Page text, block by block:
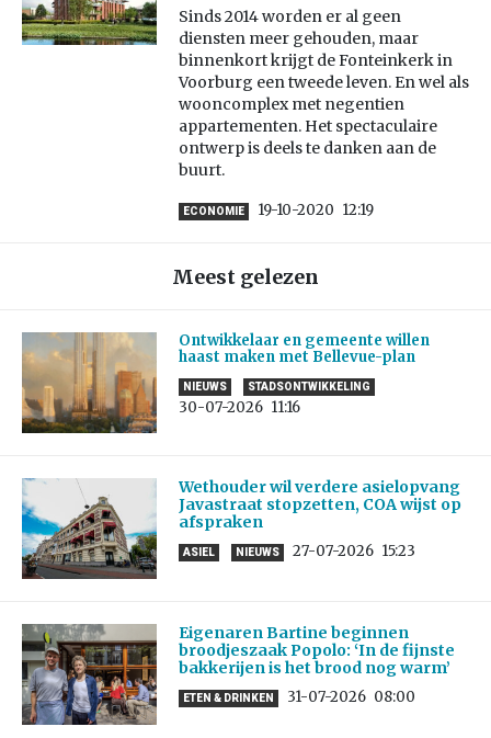
Sinds 2014 worden er al geen
diensten meer gehouden, maar
binnenkort krijgt de Fonteinkerk in
Voorburg een tweede leven. En wel als
wooncomplex met negentien
appartementen. Het spectaculaire
ontwerp is deels te danken aan de
buurt.
ECONOMIE 19-10-2020 12:19
Meest gelezen
Ontwikkelaar en gemeente willen
haast maken met Bellevue-plan
NIEUWS STADSONTWIKKELING
30-07-2026 11:16
Wethouder wil verdere asielopvang
Javastraat stopzetten, COA wijst op
afspraken
ASIEL NIEUWS 27-07-2026 15:23
Eigenaren Bartine beginnen
broodjeszaak Popolo: ‘In de fijnste
bakkerijen is het brood nog warm’
ETEN & DRINKEN 31-07-2026 08:00